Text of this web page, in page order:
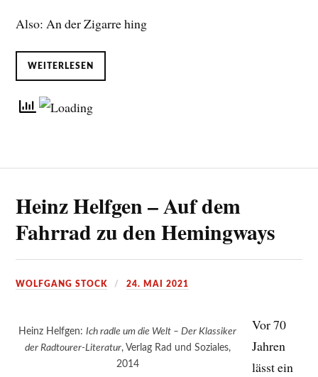
Also: An der Zigarre hing
WEITERLESEN
Heinz Helfgen – Auf dem
Fahrrad zu den Hemingways
WOLFGANG STOCK 24. MAI 2021
Heinz Helfgen:Ich radle um die Welt – Der Klassiker
der Radtourer-Literatur, Verlag Rad und Soziales,
2014
Vor 70
Jahren
lässt ein